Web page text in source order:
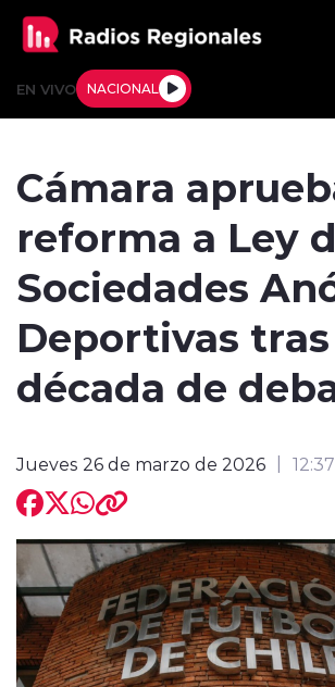
EN VIVO NACIONAL
Tendencias
Internacional
Entrevistas
modo claro
Cámara
reforma a Ley
Sociedades
Deportivas
década de
Jueves 26 de marzo de 2026 12:37